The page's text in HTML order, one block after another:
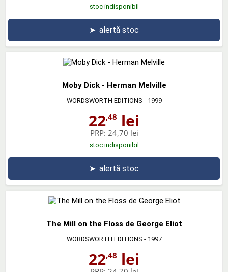
stoc indisponibil
➤ alertă stoc
Moby Dick - Herman Melville
WORDSWORTH EDITIONS - 1999
22,48 lei
PRP: 24,70 lei
stoc indisponibil
➤ alertă stoc
The Mill on the Floss de George Eliot
WORDSWORTH EDITIONS - 1997
22,48 lei